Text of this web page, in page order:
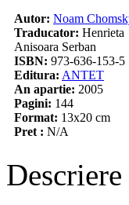
Autor: Noam
Traducator: Henrieta
Anisoara Serban
ISBN: 973-636-153-5
Editura: ANTET
An apartie: 2005
Pagini: 144
Format: 13x20 cm
Pret : N/A
Descriere